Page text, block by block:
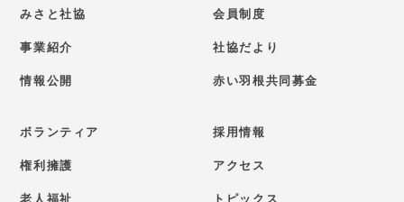
みさと社協
事業紹介
情報公開
会員制度
社協だより
赤い羽根共同募金
ボランティア
権利擁護
老人福祉
採用情報
アクセス
トピックス